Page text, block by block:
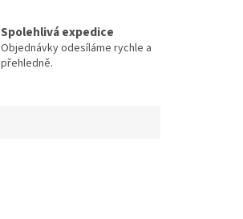
Spolehlivá expedice
Objednávky odesíláme rychle a
přehledně.